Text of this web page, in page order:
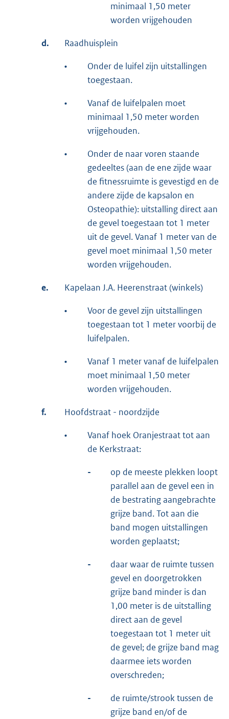
minimaal 1,50 meter
worden vrijgehouden
d. Raadhuisplein
•
Onder de luifel zijn uitstallingen
toegestaan.
•
Vanaf de luifelpalen moet
minimaal 1,50 meter worden
vrijgehouden.
•
Onder de naar voren staande
gedeeltes (aan de ene zijde waar
de fitnessruimte is gevestigd en de
andere zijde de kapsalon en
Osteopathie): uitstalling direct aan
de gevel toegestaan tot 1 meter
uit de gevel. Vanaf 1 meter van de
gevel moet minimaal 1,50 meter
worden vrijgehouden.
e. Kapelaan J.A. Heerenstraat (winkels)
•
Voor de gevel zijn uitstallingen
toegestaan tot 1 meter voorbij de
luifelpalen.
•
Vanaf 1 meter vanaf de luifelpalen
moet minimaal 1,50 meter
worden vrijgehouden.
f. Hoofdstraat - noordzijde
•
Vanaf hoek Oranjestraat tot aan
de Kerkstraat:
-
op de meeste plekken loopt
parallel aan de gevel een in
de bestrating aangebrachte
grijze band. Tot aan die
band mogen uitstallingen
worden geplaatst;
-
daar waar de ruimte tussen
gevel en doorgetrokken
grijze band minder is dan
1,00 meter is de uitstalling
direct aan de gevel
toegestaan tot 1 meter uit
de gevel; de grijze band mag
daarmee iets worden
overschreden;
-
de ruimte/strook tussen de
grijze band en/of de